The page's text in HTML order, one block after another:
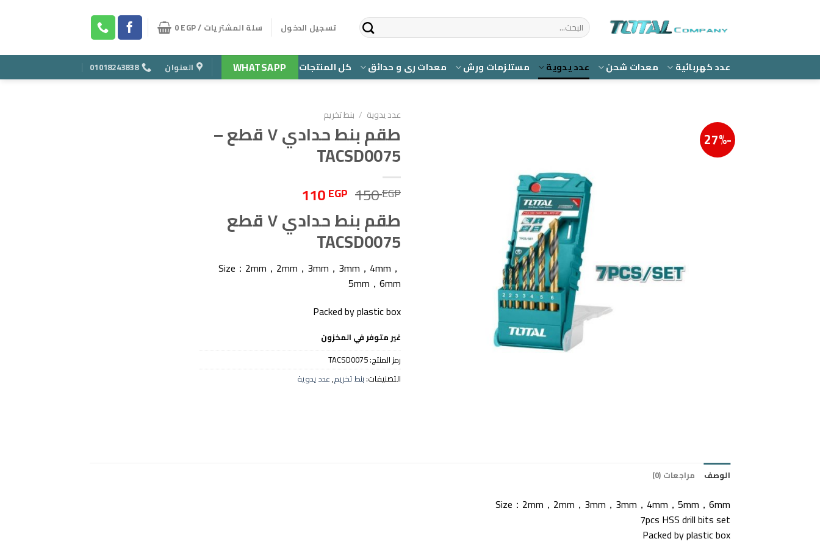
البحث
عن:
تسجيل الدخول سلة المشتريات / 0EGP
عدد كهربائية معدات شحن عدد يدوية مستلزمات ورش معدات رى و حدائق كل المنتجات WHATSAPP العنوان 01018243838
-27% إضافة إلى قائمة الرغبات
عدد يدوية / بنط تخريم
طقم بنط حدادي ٧ قطع –
TACSD0075
150EGP السعر
الأصلي
هو:
150 EGP.
110EGP
الحالي
هو:
110 EGP.
طقم بنط حدادي ٧ قطع
TACSD0075
Size：2mm，2mm，3mm，3mm，4mm，
5mm，6mm
Packed by plastic box
غير متوفر في المخزون
رمز المنتج:TACSD0075
التصنيفات:بنط تخريم,عدد يدوية
الوصف مراجعات (0)
Size：2mm，2mm，3mm，3mm，4mm，5mm，6mm
7pcs HSS drill bits set
Packed by plastic box